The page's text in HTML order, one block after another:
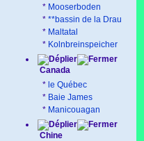
* Mooserboden
* **bassin de la Drau
* Maltatal
* Kolnbreinspeicher
Canada
* le Québec
* Baie James
* Manicouagan
Chine